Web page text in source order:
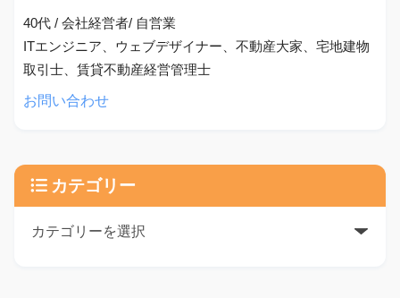
40代 / 会社経営者/ 自営業
ITエンジニア、ウェブデザイナー、不動産大家、宅地建物
取引士、賃貸不動産経営管理士
お問い合わせ
カテゴリー